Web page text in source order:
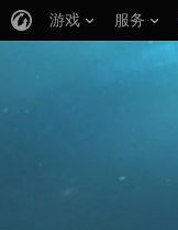
游戏 服务